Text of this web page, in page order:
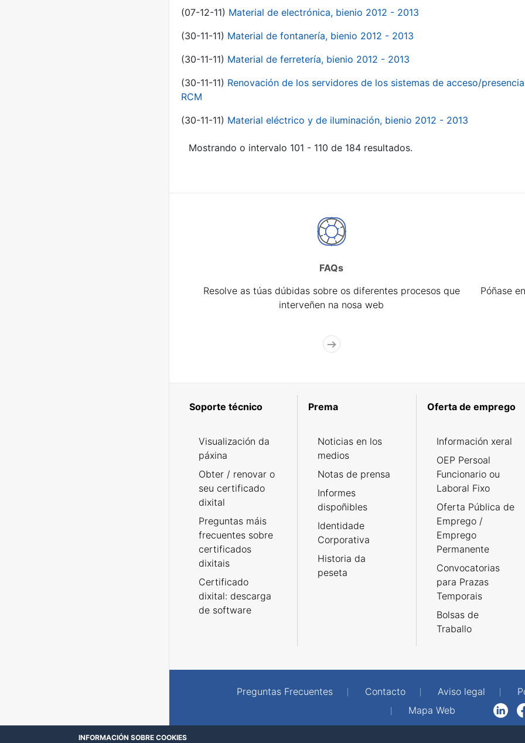
(07-12-11) Material de electrónica, bienio 2012 - 2013
(30-11-11) Material de fontanería, bienio 2012 - 2013
(30-11-11) Material de ferretería, bienio 2012 - 2013
(30-11-11) Renovación de los servidores de los sistemas de acceso/
RCM
(30-11-11) Material eléctrico y de iluminación, bienio 2012 - 2013
Mostrando o intervalo 101 - 110 de 184 resultados.
FAQs
Resolve as túas dúbidas sobre os diferentes procesos que
interveñen na nosa web
Póñase
Soporte técnico
Visualización da
páxina
Obter / renovar o
seu certificado
dixital
Preguntas máis
frecuentes sobre
certificados
dixitais
Certificado
dixital: descarga
de software
Prema
Noticias en los
medios
Notas de prensa
Informes
dispoñibles
Identidade
Corporativa
Historia da
peseta
Oferta de emprego
Información xeral
OEP Persoal
Funcionario ou
Laboral Fixo
Oferta Pública de
Emprego /
Emprego
Permanente
Convocatorias
para Prazas
Temporais
Bolsas de
Traballo
Preguntas Frecuentes Contacto Aviso legal
Mapa Web
LinkedInFacebook
INFORMACIÓN SOBRE COOKIES